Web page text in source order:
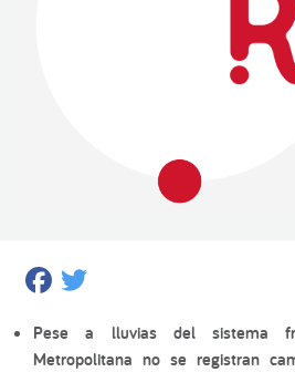
Facebook
Pese a lluvias del sistema
Metropolitana no se registran